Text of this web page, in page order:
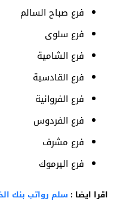
فرع صباح السالم
فرع سلوى
فرع الشامية
فرع القادسية
فرع الفروانية
فرع الفردوس
فرع مشرف
فرع اليرموك
اقرا ايضا : سلم رواتب بنك